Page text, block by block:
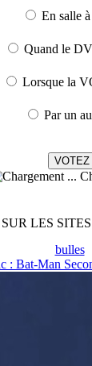
En salle
Quand le
Lorsque la
Par un
SUR LES
bulles
: Bat-Man